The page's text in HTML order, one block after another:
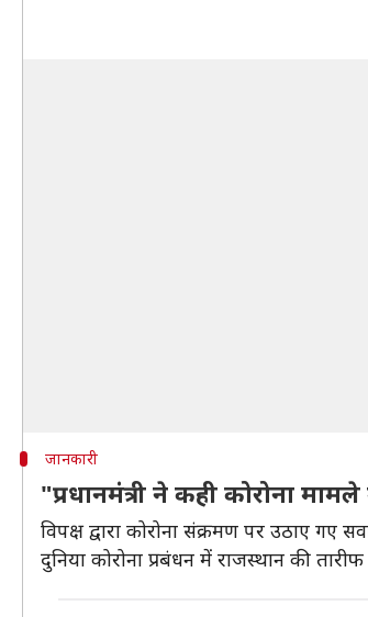
जानकारी
"प्रधानमंत्री ने कही कोरोना
विपक्ष द्वारा कोरोना संक्रमण पर उठाए गए
दुनिया कोरोना प्रबंधन में राजस्थान की